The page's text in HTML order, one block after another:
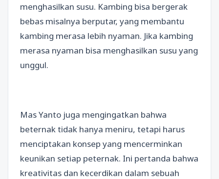
menghasilkan susu. Kambing bisa bergerak
bebas misalnya berputar, yang membantu
kambing merasa lebih nyaman. Jika kambing
merasa nyaman bisa menghasilkan susu yang
unggul.
Mas Yanto juga mengingatkan bahwa
beternak tidak hanya meniru, tetapi harus
menciptakan konsep yang mencerminkan
keunikan setiap peternak. Ini pertanda bahwa
kreativitas dan kecerdikan dalam sebuah